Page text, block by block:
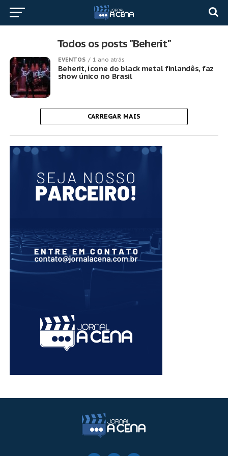
Todos os posts "Beherit"
EVENTOS 1 ano atrás
Beherit, ícone do black metal finlandês, faz
show único no Brasil
CARREGAR MAIS